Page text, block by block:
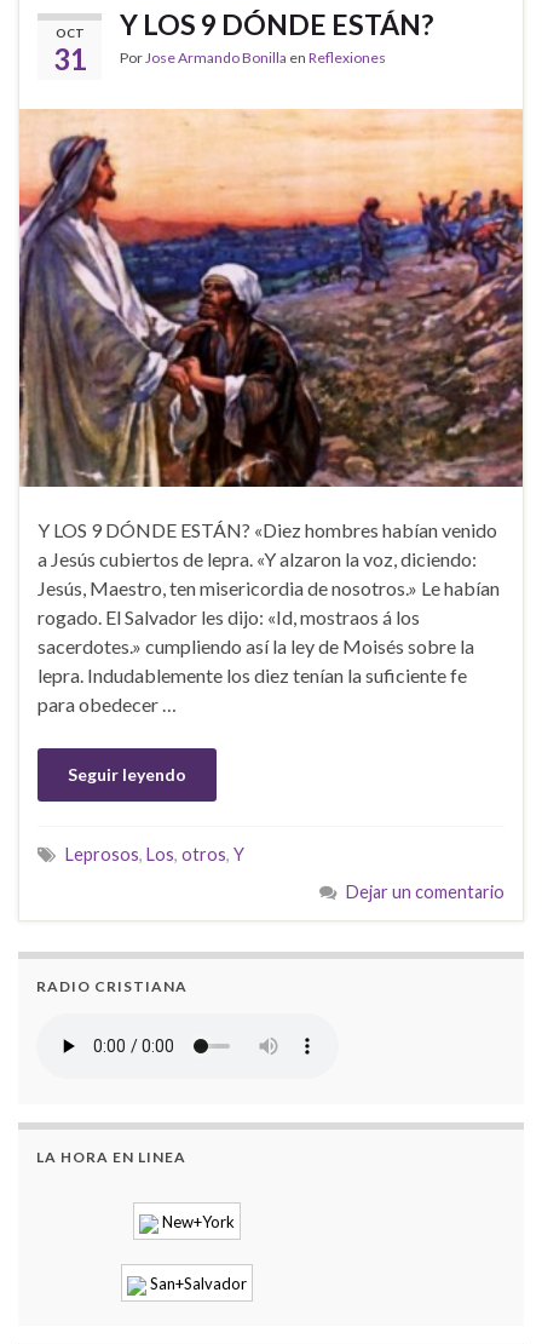
OCT
31
Y LOS 9 DÓNDE ESTÁN?
Por Jose Armando Bonilla en Reflexiones
Y LOS 9 DÓNDE ESTÁN? «Diez hombres habían venido
a Jesús cubiertos de lepra. «Y alzaron la voz, diciendo:
Jesús, Maestro, ten misericordia de nosotros.» Le habían
rogado. El Salvador les dijo: «Id, mostraos á los
sacerdotes.» cumpliendo así la ley de Moisés sobre la
lepra. Indudablemente los diez tenían la suficiente fe
para obedecer …
Seguir leyendo
Leprosos, Los, otros, Y
Dejar un comentario
RADIO CRISTIANA
LA HORA EN LINEA
New+York
San+Salvador